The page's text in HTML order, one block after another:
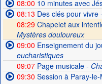
08:00 10 minutes avec
08:13 Des clés pour vivre
08:29 Chapelet aux
Mystères douloureux
09:00 Enseignement du
eucharistiques
09:07Page musicale-
09:30 Session à Paray-